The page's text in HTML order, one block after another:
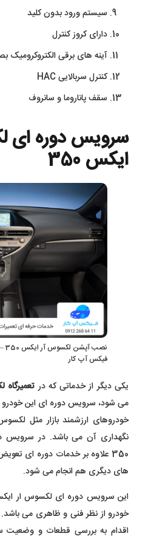
سیستم ورود بدون کلید
دارای کروز کنترل
آینه های برقی الکتروکرومیک
کنترل سربالایی HAC
سقف پاناروما و سانروف
سرویس دوره ای
ایکس 350
فیکس آپ کار
یکی دیگر از خدماتی که در تعمیرگاه
می شود، سرویس دوره ای این
خودروهای ارزشمند بازار مثل
نگهداری آن می باشد. در
350 علاوه بر خدمات دوره ای
های دیگری هم انجام می شود.
خودرو از نظر فنی و ظاهری می
اقدام به بررسی قطعات و